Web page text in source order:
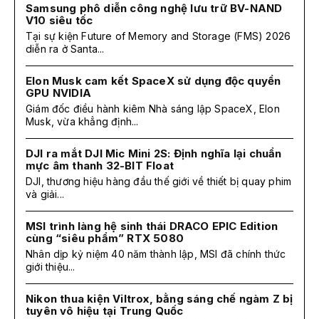
Samsung phô diễn công nghệ lưu trữ BV-NAND
V10 siêu tốc
Tại sự kiện Future of Memory and Storage (FMS) 2026
diễn ra ở Santa...
Elon Musk cam kết SpaceX sử dụng độc quyền
GPU NVIDIA
Giám đốc điều hành kiêm Nhà sáng lập SpaceX, Elon
Musk, vừa khẳng định...
DJI ra mắt DJI Mic Mini 2S: Định nghĩa lại chuẩn
mực âm thanh 32-BIT Float
DJI, thương hiệu hàng đầu thế giới về thiết bị quay phim
và giải...
MSI trình làng hệ sinh thái DRACO EPIC Edition
cùng “siêu phẩm” RTX 5080
Nhân dịp kỷ niệm 40 năm thành lập, MSI đã chính thức
giới thiệu...
Nikon thua kiện Viltrox, bằng sáng chế ngàm Z bị
tuyên vô hiệu tại Trung Quốc